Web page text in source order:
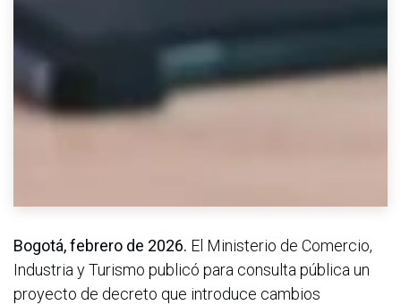
Bogotá, febrero de 2026. El Ministerio de Comercio,
Industria y Turismo publicó para consulta pública un
proyecto de decreto que introduce cambios